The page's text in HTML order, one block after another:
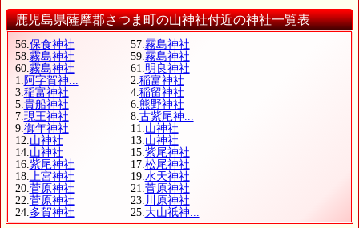
鹿児島県薩摩郡さつま町の山神社付近の神社一覧表
56.保食神社 57.霧島神社
58.霧島神社 59.霧島神社
60.霧島神社 61.明良神社
1. 阿字賀神... 2.稲富神社
3.稲富神社 4.稲留神社
5.貴船神社 6.熊野神社
7.現王神社 8.古紫尾神...
9.御年神社 11.山神社
12.山神社 13.山神社
14.山神社 15.紫尾神社
16.紫尾神社 17.松尾神社
18.上宮神社 19.水天神社
20.菅原神社 21.菅原神社
22.菅原神社 23. 川原神社
24.多賀神社 25.大山祇神...